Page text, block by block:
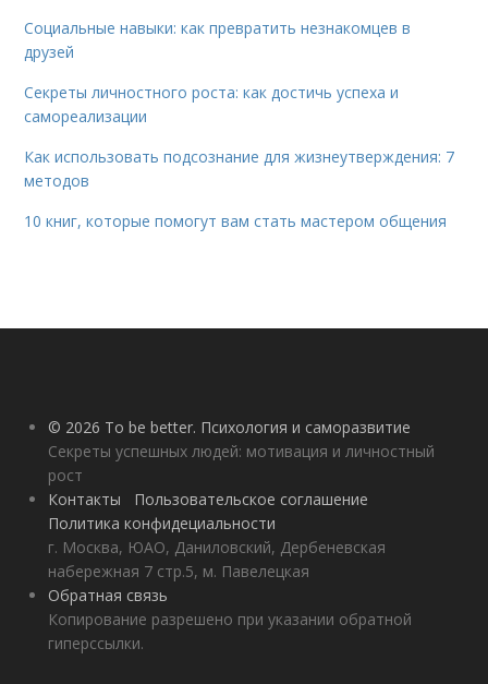
Социальные навыки: как превратить незнакомцев в
друзей
Секреты личностного роста: как достичь успеха и
самореализации
Как использовать подсознание для жизнеутверждения: 7
методов
10 книг, которые помогут вам стать мастером общения
© 2026 To be better. Психология и саморазвитие
Секреты успешных людей: мотивация и личностный
рост
Контакты
Пользовательское соглашение
Политика конфидециальности
г. Москва, ЮАО, Даниловский, Дербеневская
набережная 7 стр.5, м. Павелецкая
Обратная связь
Копирование разрешено при указании обратной
гиперссылки.